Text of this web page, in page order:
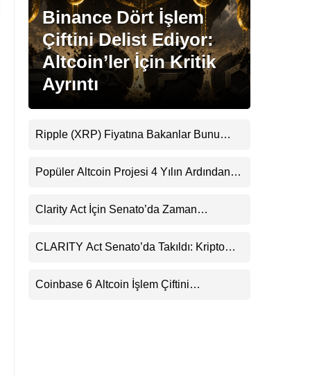
Youtube
TikTok
Pinterest
Binance Dört İşlem
Çiftini Delist Ediyor:
Altcoin’ler İçin Kritik
Ayrıntı
Ripple (XRP) Fiyatına Bakanlar Bunu
Uyarı
Popüler Altcoin Projesi 4 Yılın Ardından
Uyarısı
Clarity Act İçin Senato’da Zaman
CLARITY Act Senato’da Takıldı: Kripto
Coinbase 6 Altcoin İşlem Çiftini